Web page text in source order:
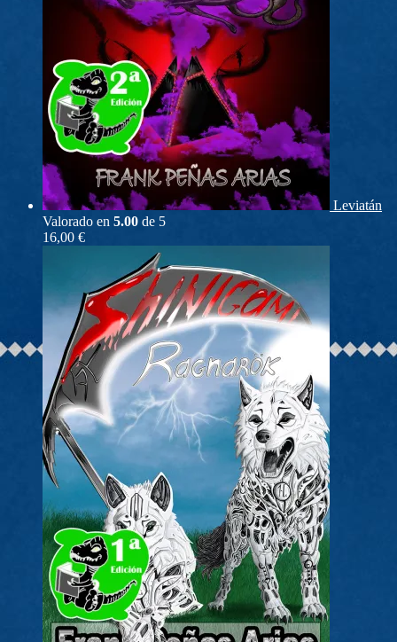
Leviatán
Valorado en 5.00 de 5
16,00 €